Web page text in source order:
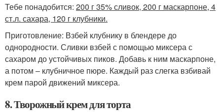
Тебе понадобится: 200 г 35% сливок, 200 г маскарпоне, 4
ст.л. сахара, 120 г клубники.
Приготовление: Взбей клубнику в блендере до
однородности. Сливки взбей с помощью миксера с
сахаром до устойчивых пиков. Добавь к ним маскарпоне,
а потом – клубничное пюре. Каждый раз слегка взбивай
крем парой движений миксера.
8. Творожный крем для торта